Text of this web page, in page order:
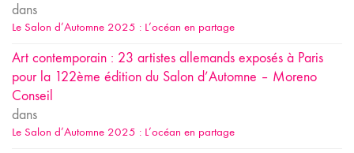
dans
Le Salon d’Automne 2025 : L’océan en partage
Art contemporain : 23 artistes allemands exposés à Paris
pour la 122ème édition du Salon d’Automne – Moreno
Conseil
dans
Le Salon d’Automne 2025 : L’océan en partage